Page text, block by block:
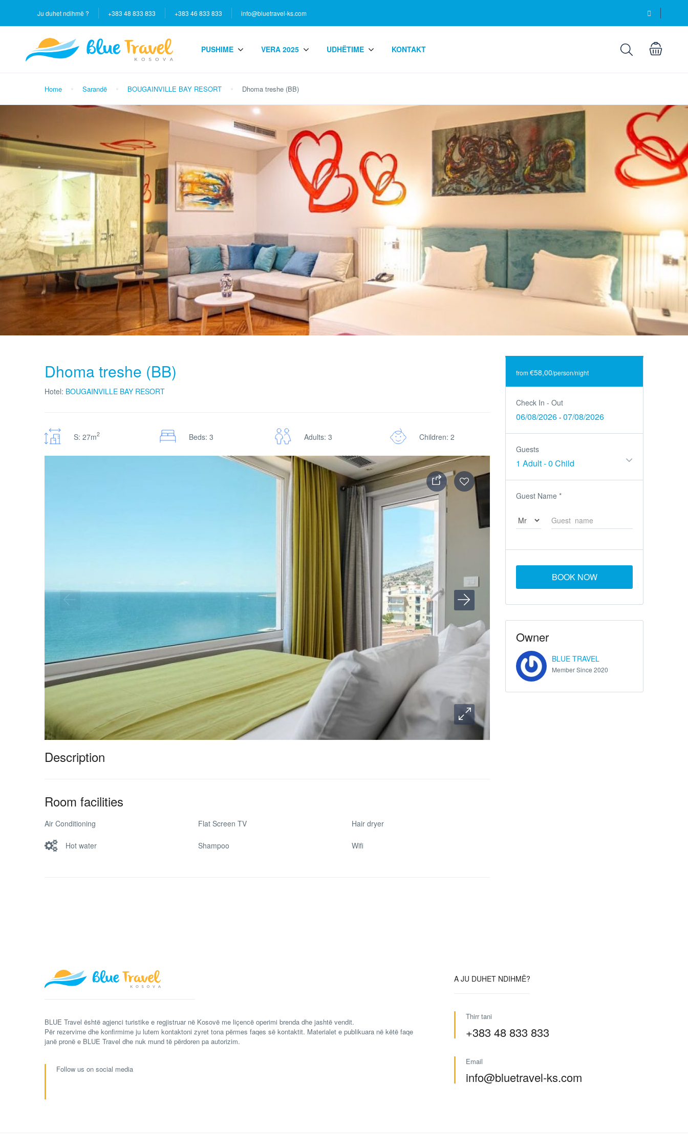
Ju duhet ndihmë ? +383 48 833 833 +383 46 833 833 info@bluetravel-ks.com
PUSHIME VERA 2025 UDHËTIME KONTAKT
Home Sarandë BOUGAINVILLE BAY RESORT Dhoma treshe (BB)
Dhoma treshe (BB)
Hotel: BOUGAINVILLE BAY RESORT
S: 27m2 Beds: 3 Adults: 3 Children: 2
Description
Room facilities
Air Conditioning Flat Screen TV Hair dryer
Hot water Shampoo Wifi
from€58,00/person/night
Check In - Out
06/08/2026 - 07/08/2026
Guests
1 Adult-0 Child
Guest Name *
BOOK NOW
Owner
BLUE TRAVEL
Member Since 2020
BLUE Travel është agjenci turistike e regjistruar në Kosovë me liçencë operimi brenda dhe jashtë vendit.
Për rezervime dhe konfirmime ju lutem kontaktoni zyret tona përmes faqes së kontaktit. Materialet e publikuara në këtë faqe
janë pronë e BLUE Travel dhe nuk mund të përdoren pa autorizim.
Follow us on social media
A JU DUHET NDIHMË?
Thirr tani
+383 48 833 833
Email
info@bluetravel-ks.com